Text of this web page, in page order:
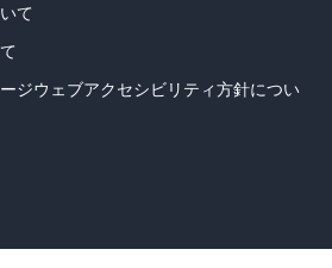
て
ジウェブアクセシビリティ方針につい